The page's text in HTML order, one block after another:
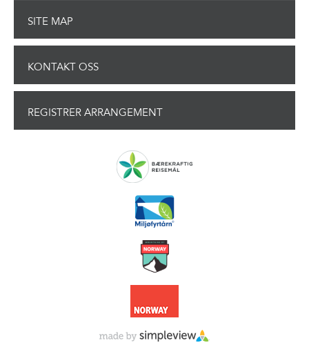
SITE MAP
KONTAKT OSS
REGISTRER ARRANGEMENT